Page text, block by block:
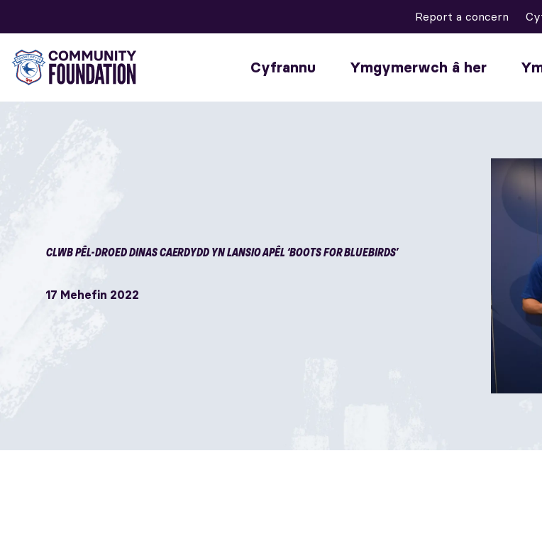
Report a concern
Cyfrannu Ymgymerwch â her
CLWB PÊL-DROED DINAS CAERDYDD YN LANSIO APÊL ‘BOOTS FOR BLUEBIRDS’
17 Mehefin 2022